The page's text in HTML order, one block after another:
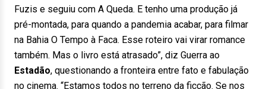
Fuzis e seguiu com A Queda. E tenho uma produção já
pré-montada, para quando a pandemia acabar, para filmar
na Bahia O Tempo à Faca. Esse roteiro vai virar romance
também. Mas o livro está atrasado”, diz Guerra ao
Estadão, questionando a fronteira entre fato e fabulação
no cinema. “Estamos todos no terreno da ficção. Se nos